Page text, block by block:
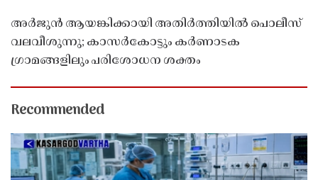
അർജുൻ ആയങ്കിക്കായി അതിർത്തിയിൽ പൊലീസ്
വലവീശുന്നു; കാസർകോട്ടും കർണാടക
ഗ്രാമങ്ങളിലും പരിശോധന ശക്തം
Recommended